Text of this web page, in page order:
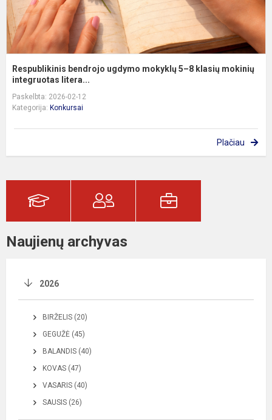
Respublikinis bendrojo ugdymo mokyklų 5–8 klasių mokinių
integruotas litera...
Paskelbta: 2026-02-12
Kategorija: Konkursai
Plačiau
Naujienų archyvas
2026
BIRŽELIS (20)
GEGUŽĖ (45)
BALANDIS (40)
KOVAS (47)
VASARIS (40)
SAUSIS (26)